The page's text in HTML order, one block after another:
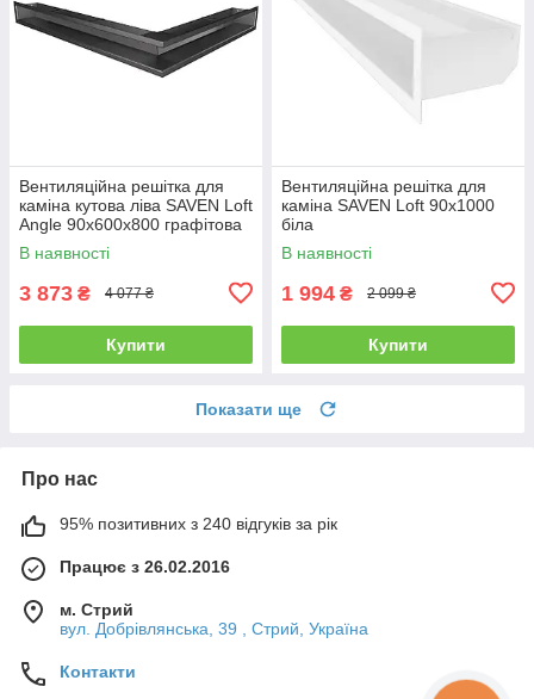
Вентиляційна решітка для
каміна кутова ліва SAVEN Loft
Angle 90х600х800 графітова
В наявності
3 873 ₴ 4 077 ₴
Купити
Вентиляційна решітка для
каміна SAVEN Loft 90х1000
біла
В наявності
1 994 ₴ 2 099 ₴
Купити
Показати ще
Про нас
95% позитивних з 240 відгуків за рік
Працює з 26.02.2016
м. Стрий
вул. Добрівлянська, 39 , Стрий, Україна
Контакти